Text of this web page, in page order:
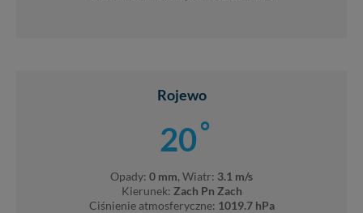
Rojewo
20°
Opady: 0 mm, Wiatr: 3.1 m/s
Kierunek: Zach Pn Zach
Ciśnienie atmosferyczne: 1019.7 hPa